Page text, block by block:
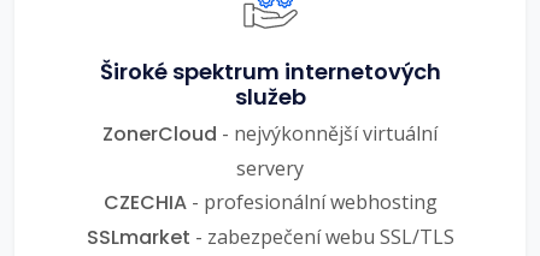
Široké spektrum internetových
služeb
ZonerCloud - nejvýkonnější virtuální
servery
CZECHIA- profesionální webhosting
SSLmarket - zabezpečení webu SSL/TLS